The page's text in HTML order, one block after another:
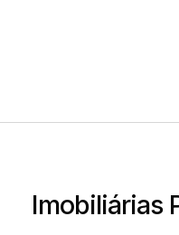
Imobiliárias